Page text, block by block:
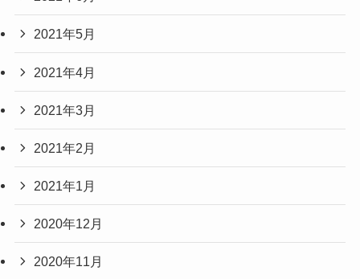
2021年5月
2021年4月
2021年3月
2021年2月
2021年1月
2020年12月
2020年11月